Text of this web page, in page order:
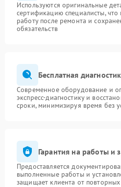
Используются оригинальные
сертификацию специалисты,
работу после ремонта и
обязательств
Бесплатная
Современное оборудование и
экспресс-диагностику и
сроки, минимизируя время без
Гарантия на работы и
Предоставляется
выполненные работы и
защищает клиента от повторных